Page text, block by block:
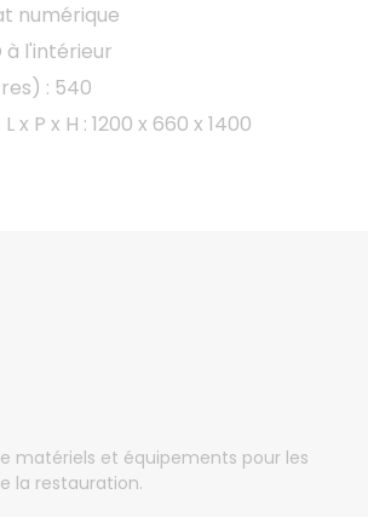
numérique
à l'intérieur
: 540
x P x H : 1200 x 660 x 1400
matériels et équipements pour les
la restauration.